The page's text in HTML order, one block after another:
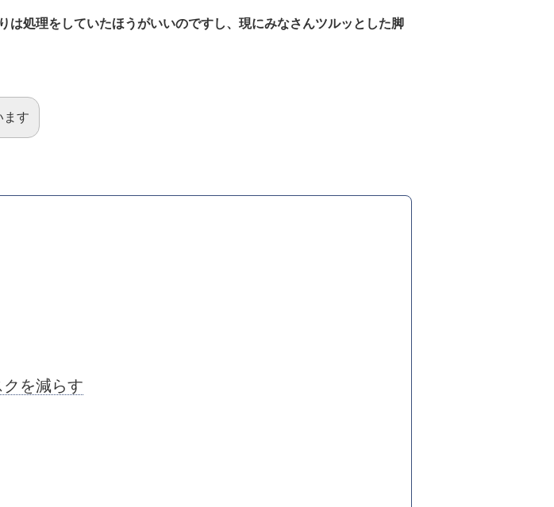
は処理をしていたほうがいいのですし、現にみなさんツルッとした脚
ます
を減らす